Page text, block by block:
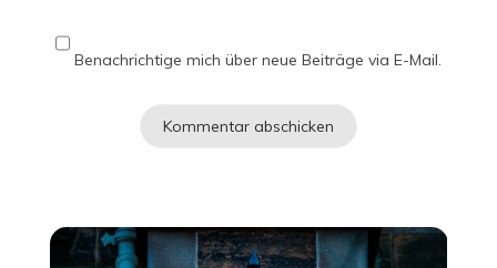
Benachrichtige mich über neue Beiträge via E-Mail.